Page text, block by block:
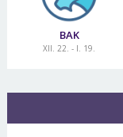
BAK
XII. 22. - I. 19.